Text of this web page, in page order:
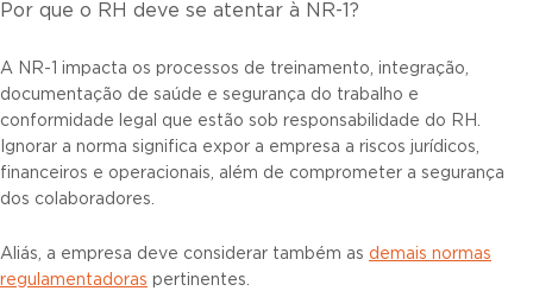
Por que o RH deve se atentar à NR-1?
A NR-1 impacta os processos de treinamento, integração,
documentação de saúde e segurança do trabalho e
conformidade legal que estão sob responsabilidade do RH.
Ignorar a norma significa expor a empresa a riscos jurídicos,
financeiros e operacionais, além de comprometer a segurança
dos colaboradores.
Aliás, a empresa deve considerar também as demais normas
regulamentadoras pertinentes.